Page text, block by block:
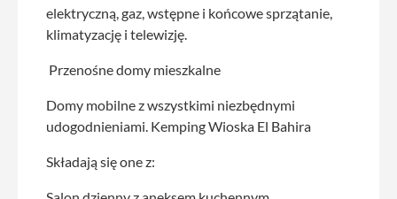
elektryczną, gaz, wstępne i końcowe sprzątanie,
klimatyzację i telewizję.
Przenośne domy mieszkalne
Domy mobilne z wszystkimi niezbędnymi
udogodnieniami. Kemping Wioska El Bahira
Składają się one z: